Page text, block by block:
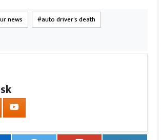
नगर सीएचसी में भर्ती कराया। जहां
परिवार के लोगों में कोहराम मचा हुआ है।
ने बताया ट्रक और ऑटो की टक्कर में एक ऑटो
लेकर फरार हो गया। प्राथमिकी दर्ज कर ली
news
auto driver's death